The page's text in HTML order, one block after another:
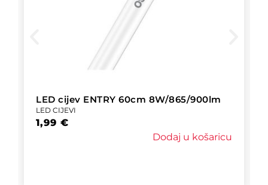
LED cijev ENTRY 60cm 8W/865/900lm
LED CIJEVI
1,99 €
Dodaj u košaricu